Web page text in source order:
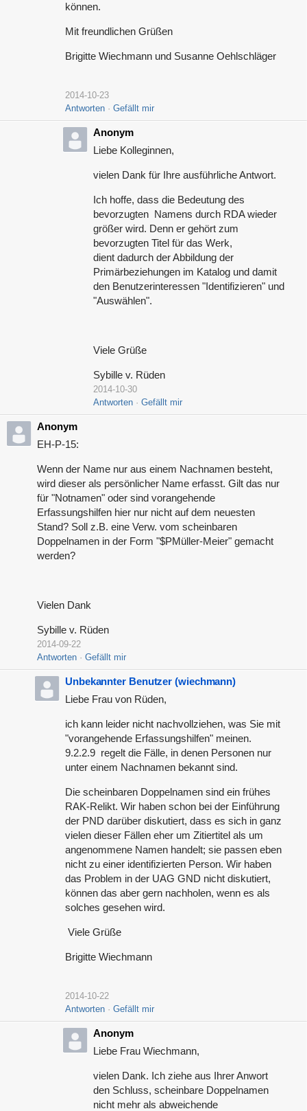
können.
Mit freundlichen Grüßen
Brigitte Wiechmann und Susanne Oehlschläger
2014-10-23
Antworten
Gefällt mir
Anonym
Liebe Kolleginnen,
vielen Dank für Ihre ausführliche Antwort.
Ich hoffe, dass die Bedeutung des
bevorzugten Namens durch RDA wieder
größer wird. Denn er gehört zum
bevorzugten Titel für das Werk,
dient dadurch der Abbildung der
Primärbeziehungen im Katalog und damit
den Benutzerinteressen "Identifizieren" und
"Auswählen".
Viele Grüße
Sybille v. Rüden
2014-10-30
Antworten
Gefällt mir
Anonym
EH-P-15:
Wenn der Name nur aus einem Nachnamen besteht,
wird dieser als persönlicher Name erfasst. Gilt das nur
für "Notnamen" oder sind vorangehende
Erfassungshilfen hier nur nicht auf dem neuesten
Stand? Soll z.B. eine Verw. vom scheinbaren
Doppelnamen in der Form "$PMüller-Meier" gemacht
werden?
Vielen Dank
Sybille v. Rüden
2014-09-22
Antworten
Gefällt mir
Unbekannter Benutzer (wiechmann)
Liebe Frau von Rüden,
ich kann leider nicht nachvollziehen, was Sie mit
"vorangehende Erfassungshilfen" meinen.
9.2.2.9 regelt die Fälle, in denen Personen nur
unter einem Nachnamen bekannt sind.
Die scheinbaren Doppelnamen sind ein frühes
RAK-Relikt. Wir haben schon bei der Einführung
der PND darüber diskutiert, dass es sich in ganz
vielen dieser Fällen eher um Zitiertitel als um
angenommene Namen handelt; sie passen eben
nicht zu einer identifizierten Person. Wir haben
das Problem in der UAG GND nicht diskutiert,
können das aber gern nachholen, wenn es als
solches gesehen wird.
Viele Grüße
Brigitte Wiechmann
2014-10-22
Antworten
Gefällt mir
Anonym
Liebe Frau Wiechmann,
vielen Dank. Ich ziehe aus Ihrer Anwort
den Schluss, scheinbare Doppelnamen
nicht mehr als abweichende